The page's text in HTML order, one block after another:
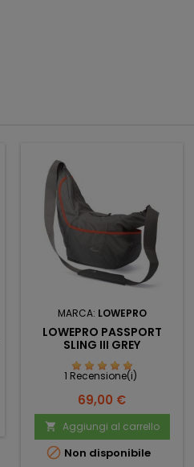
MARCA: LOWEPRO
LOWEPRO PASSPORT
SLING III GREY
1 Recensione(i)
Prezzo
69,00 €
 Aggiungi al carrello
 Non disponibile